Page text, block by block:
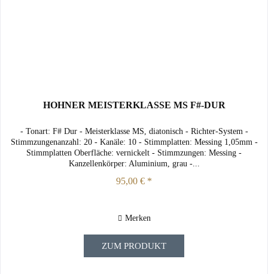
HOHNER MEISTERKLASSE MS F#-DUR
- Tonart: F# Dur - Meisterklasse MS, diatonisch - Richter-System -
Stimmzungenanzahl: 20 - Kanäle: 10 - Stimmplatten: Messing 1,05mm -
Stimmplatten Oberfläche: vernickelt - Stimmzungen: Messing -
Kanzellenkörper: Aluminium, grau -...
95,00 € *
Merken
ZUM PRODUKT